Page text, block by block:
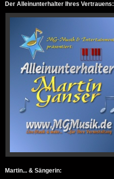
Der Alleinunterhalter Ihres Vertrauens:
Martin... & Sängerin: